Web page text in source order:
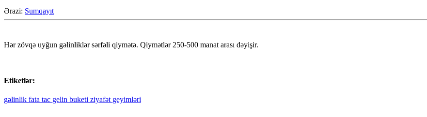
Ərazi: Sumqayıt
Hər zövqə uyğun gəlinliklər sərfəli qiymətə. Qiymətlər 250-500 manat arası dəyişir.
Etiketlər:
gəlinlik fata tac gelin buketi ziyafət geyimləri